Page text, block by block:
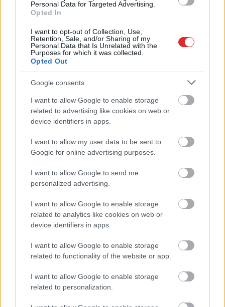
Personal Data for Targeted Advertising.
Opted In
I want to opt-out of Collection, Use,
Retention, Sale, and/or Sharing of my
Personal Data that Is Unrelated with the
Purposes for which it was collected.
Opted Out
Google consents
I want to allow Google to enable storage
related to advertising like cookies on web or
device identifiers in apps.
I want to allow my user data to be sent to
Google for online advertising purposes.
I want to allow Google to send me
personalized advertising.
I want to allow Google to enable storage
related to analytics like cookies on web or
device identifiers in apps.
I want to allow Google to enable storage
related to functionality of the website or app.
I want to allow Google to enable storage
related to personalization.
Pierīgā notikusi smaga
avārija – viens no
šoferiem aizbēdzis no
notikuma vietas
“Man nebija tās mātes
jūtas…” Elīna
Didrihsone atklāti par
piedzimšanas
Atcelt Ziņot